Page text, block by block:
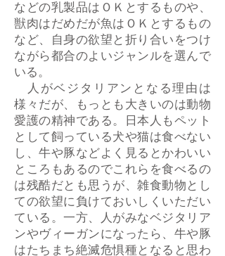
などの乳製品はＯＫとするものや、
獣肉はだめだが魚はＯＫとするもの
など、自身の欲望と折り合いをつけ
ながら都合のよいジャンルを選んで
いる。
人がベジタリアンとなる理由は
様々だが、もっとも大きいのは動物
愛護の精神である。日本人もペット
として飼っている犬や猫は食べない
し、牛や豚などよく見るとかわいい
ところもあるのでこれらを食べるの
は残酷だとも思うが、雑食動物とし
ての欲望に負けておいしくいただい
ている。一方、人がみなベジタリア
ンやヴィーガンになったら、牛や豚
はたちまち絶滅危惧種となると思わ